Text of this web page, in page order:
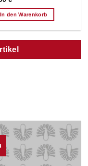
In den Warenkorb